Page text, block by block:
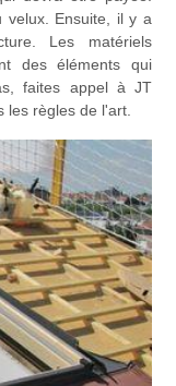
velux. Ensuite, il y a
Les matériels
des éléments qui
faites appel à JT
les règles de l'art.